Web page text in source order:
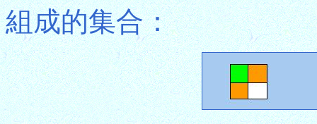
組成的集合：